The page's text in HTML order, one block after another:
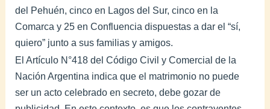
del Pehuén, cinco en Lagos del Sur, cinco en la
Comarca y 25 en Confluencia dispuestas a dar el “sí,
quiero” junto a sus familias y amigos.
El Artículo N°418 del Código Civil y Comercial de la
Nación Argentina indica que el matrimonio no puede
ser un acto celebrado en secreto, debe gozar de